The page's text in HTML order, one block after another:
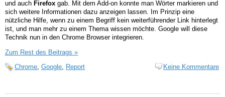
und auch Firefox gab. Mit dem Add-on konnte man Wörter markieren und
sich weitere Informationen dazu anzeigen lassen. Im Prinzip eine
nützliche Hilfe, wenn zu einem Begriff kein weiterführender Link hinterlegt
ist, und man mehr zu einem Thema wissen möchte. Google will diese
Technik nun in den Chrome Browser integrieren.
Zum Rest des Beitrags »
Chrome, Google, Report Keine Kommentare